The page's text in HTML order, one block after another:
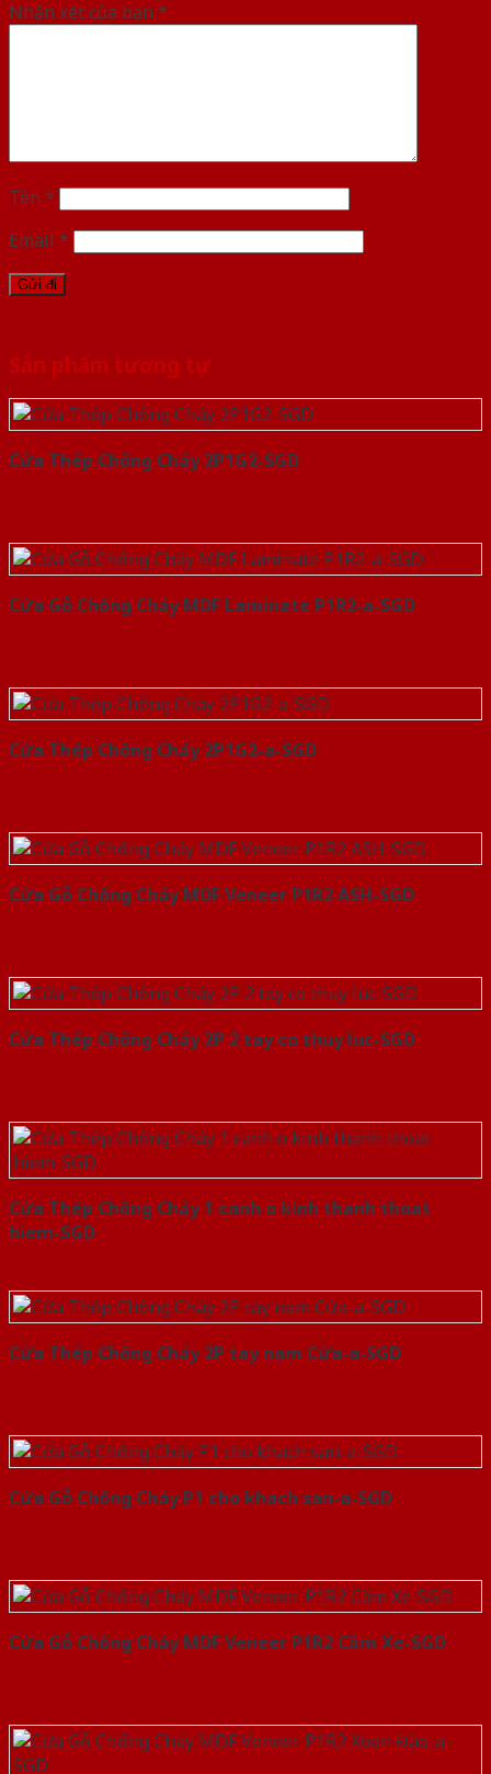
Nhận xét của bạn *
Tên *
Email *
Sản phẩm tương tự
Cửa Thép Chống Cháy 2P1G2-SGD
Cửa Gỗ Chống Cháy MDF Laminate P1R2-a-SGD
Cửa Thép Chống Cháy 2P1G2-a-SGD
Cửa Gỗ Chống Cháy MDF Veneer P1R2 ASH-SGD
Cửa Thép Chống Cháy 2P 2 tay co thuy luc-SGD
Cửa Thép Chống Cháy 1 canh o kinh thanh thoat
hiem-SGD
Cửa Thép Chống Cháy 2P tay nam Cửa-a-SGD
Cửa Gỗ Chống Cháy P1 cho khach san-a-SGD
Cửa Gỗ Chống Cháy MDF Veneer P1R2 Căm Xe-SGD